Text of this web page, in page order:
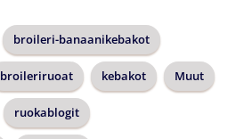
broileri-banaanikebakot
broileriruoat kebakot Muut
ruokablogit